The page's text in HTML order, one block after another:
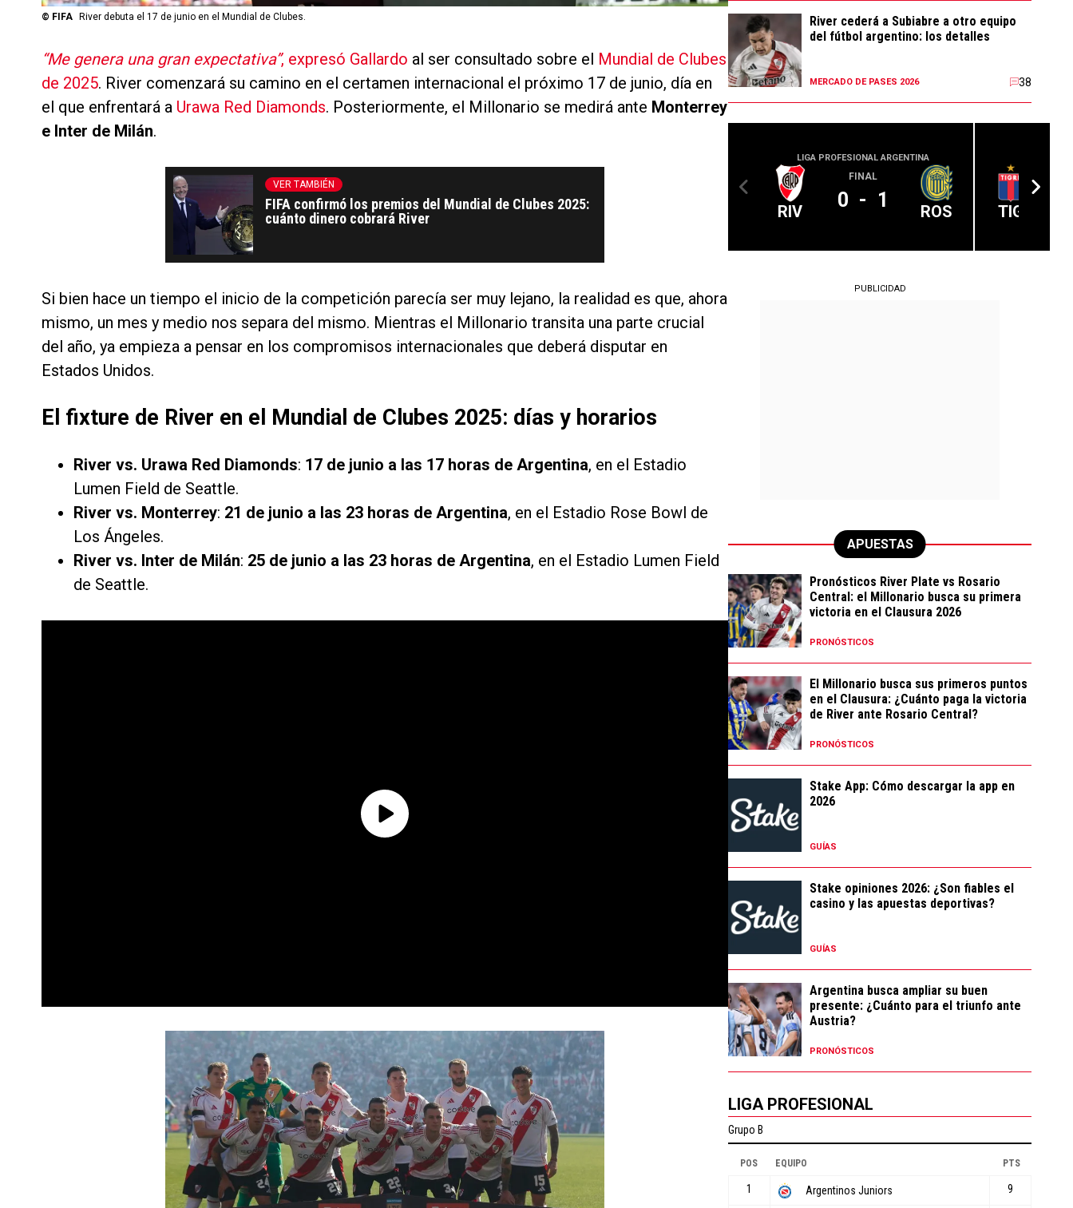
© FIFA River debuta el 17 de junio en el Mundial de Clubes.
“Me genera una gran expectativa”, expresó Gallardo al ser consultado sobre el Mundial de Clubes
de 2025. River comenzará su camino en el certamen internacional el próximo 17 de junio, día en
el que enfrentará a Urawa Red Diamonds. Posteriormente, el Millonario se medirá ante Monterrey
e Inter de Milán.
VER TAMBIÉN
FIFA confirmó los premios del Mundial de Clubes 2025:
cuánto dinero cobrará River
Si bien hace un tiempo el inicio de la competición parecía ser muy lejano, la realidad es que, ahora
mismo, un mes y medio nos separa del mismo. Mientras el Millonario transita una parte crucial
del año, ya empieza a pensar en los compromisos internacionales que deberá disputar en
Estados Unidos.
El fixture de River en el Mundial de Clubes 2025: días y horarios
River vs. Urawa Red Diamonds: 17 de junio a las 17 horas de Argentina, en el Estadio
Lumen Field de Seattle.
River vs. Monterrey: 21 de junio a las 23 horas de Argentina, en el Estadio Rose Bowl de
Los Ángeles.
River vs. Inter de Milán: 25 de junio a las 23 horas de Argentina, en el Estadio Lumen Field
de Seattle.
River cederá a Subiabre a otro equipo
del fútbol argentino: los detalles
MERCADO DE PASES 2026 38
LIGA PROFESIONAL ARGENTINA
RIV
FINAL
0 - 1 ROS TIG
PUBLICIDAD
APUESTAS
Pronósticos River Plate vs Rosario
Central: el Millonario busca su primera
victoria en el Clausura 2026
PRONÓSTICOS
El Millonario busca sus primeros puntos
en el Clausura: ¿Cuánto paga la victoria
de River ante Rosario Central?
PRONÓSTICOS
Stake App: Cómo descargar la app en
2026
GUÍAS
Stake opiniones 2026: ¿Son fiables el
casino y las apuestas deportivas?
GUÍAS
Argentina busca ampliar su buen
presente: ¿Cuánto para el triunfo ante
Austria?
PRONÓSTICOS
LIGA PROFESIONAL